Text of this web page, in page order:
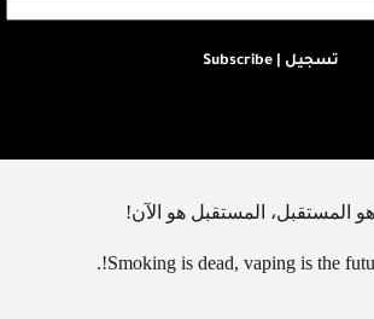
تسجيل | Subscribe
هو المستقبل، المستقبل هو الآن!
Smoking is dead, vaping is the